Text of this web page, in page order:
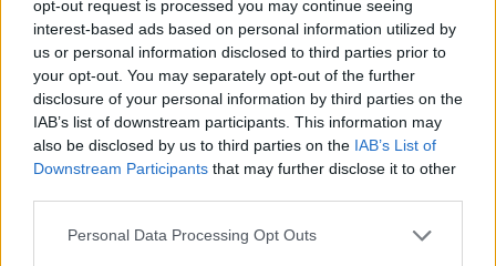
opt-out request is processed you may continue seeing
interest-based ads based on personal information utilized by
us or personal information disclosed to third parties prior to
your opt-out. You may separately opt-out of the further
disclosure of your personal information by third parties on the
IAB’s list of downstream participants. This information may
also be disclosed by us to third parties on the IAB’s List of
Downstream Participants that may further disclose it to other
Personal Data Processing Opt Outs
Verslas 2024-10-08 10:51
lėktuvai nukreipiami į Gdanską ir Vilnių